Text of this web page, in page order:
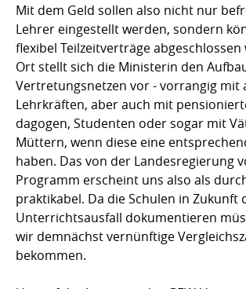
Mit dem Geld sollen also nicht nur
Lehrer eingestellt werden, sondern
flexibel Teilzeitverträge
Ort stellt sich die Ministerin den
Vertretungsnetzen vor - vorrangig mit
Lehrkräften, aber auch mit
dagogen, Studenten oder sogar mit
Müttern, wenn diese eine
haben. Das von der Landesregierung
Programm erscheint uns also als
praktikabel. Da die Schulen in Zukunft
Unterrichtsausfall dokumentieren
wir demnächst vernünftige
bekommen.